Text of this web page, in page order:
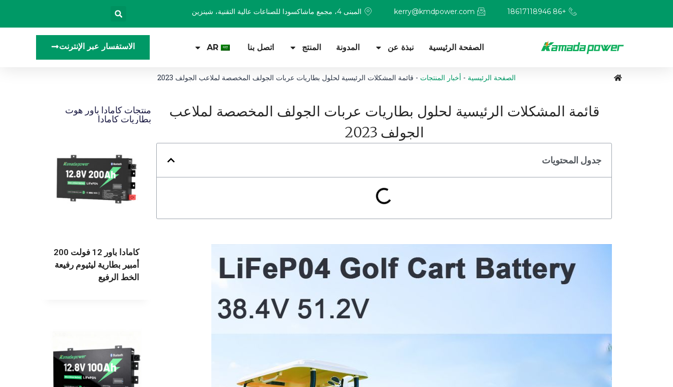
+86 18617118946
kerry@kmdpower.com المبنى 4، مجمع ماشاكسودا للصناعات عالية التقنية، شينزين
الصفحة الرئيسية نبذة عن المدونة المنتج اتصل بنا AR الاستفسار عبر الإنترنت
الصفحة الرئيسية - أخبار المنتجات - قائمة المشكلات الرئيسية لحلول بطاريات عربات الجولف المخصصة لملاعب الجولف 2023
قائمة المشكلات الرئيسية لحلول بطاريات عربات الجولف المخصصة لملاعب
الجولف 2023
جدول المحتويات
منتجات كامادا باور هوت
بطاريات كامادا
كامادا باور 12 فولت 200
أمبير بطارية ليثيوم رفيعة
الخط الرفيع